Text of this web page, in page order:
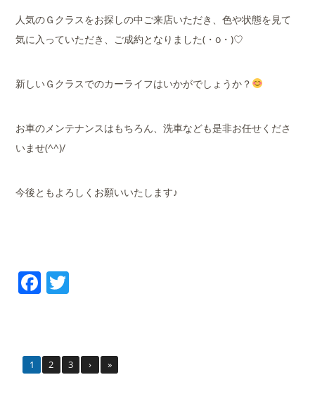
人気のＧクラスをお探しの中ご来店いただき、色や状態を見て
気に入っていただき、ご成約となりました(・o・)♡
新しいＧクラスでのカーライフはいかがでしょうか？
お車のメンテナンスはもちろん、洗車なども是非お任せくださ
いませ(^^)/
今後ともよろしくお願いいたします♪
Facebook
1 2 3 › »